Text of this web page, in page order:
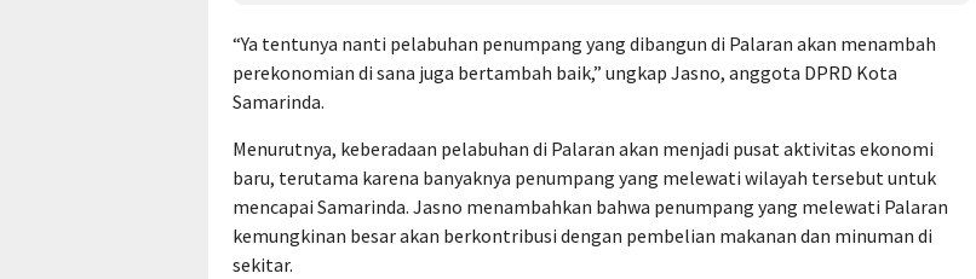
“Ya tentunya nanti pelabuhan penumpang yang dibangun di Palaran akan menambah
perekonomian di sana juga bertambah baik,” ungkap Jasno, anggota DPRD Kota
Samarinda.
Menurutnya, keberadaan pelabuhan di Palaran akan menjadi pusat aktivitas ekonomi
baru, terutama karena banyaknya penumpang yang melewati wilayah tersebut untuk
mencapai Samarinda. Jasno menambahkan bahwa penumpang yang melewati Palaran
kemungkinan besar akan berkontribusi dengan pembelian makanan dan minuman di
sekitar.